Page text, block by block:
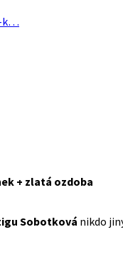
k…
+ zlatá ozdoba
Sobotková nikdo